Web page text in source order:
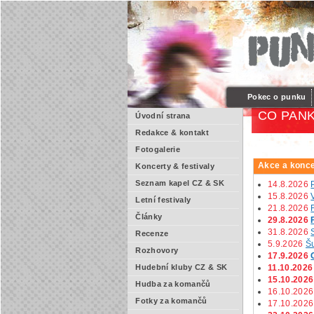
Pokec o punku
Úvodní strana
Redakce & kontakt
Fotogalerie
Koncerty & festivaly
Seznam kapel CZ & SK
Letní festivaly
Články
Recenze
Rozhovory
Hudební kluby CZ & SK
Hudba za komančů
Fotky za komančů
CO
Akce a
14.8.2026
15.8.2026
21.8.2026
29.8.2026
31.8.2026
5.9.2026
17.9.2026
11.10.2026
15.10.2026
16.10.2026
17.10.2026